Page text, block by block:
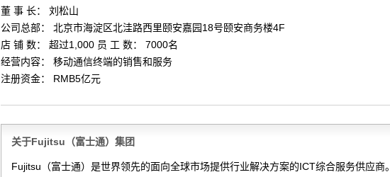
董 事 长： 刘松山
公司总部： 北京市海淀区北洼路西里颐安嘉园18号颐安商务楼4F
店 铺 数： 超过1,000 员 工 数： 7000名
经营内容： 移动通信终端的销售和服务
注册资金： RMB5亿元
关于Fujitsu（富士通）集团
Fujitsu（富士通）是世界领先的面向全球市场提供行业解决方案的ICT综合服务供应商。